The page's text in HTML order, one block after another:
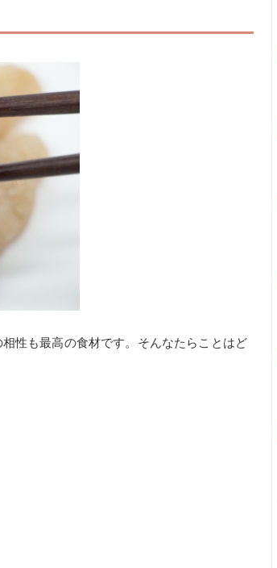
性も最高の食材です。そんなたらことはど